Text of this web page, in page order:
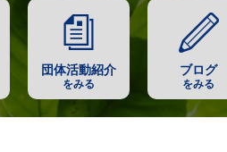
団体活動紹介
をみる
ブログ
をみる